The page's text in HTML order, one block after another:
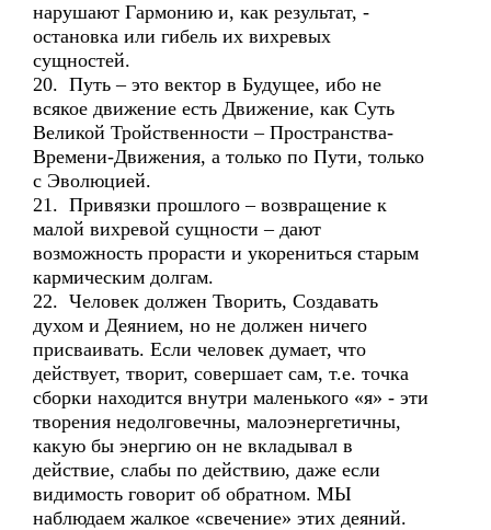
нарушают Гармонию и, как результат, -
остановка или гибель их вихревых
сущностей.
20. Путь – это вектор в Будущее, ибо не
всякое движение есть Движение, как Суть
Великой Тройственности – Пространства-
Времени-Движения, а только по Пути, только
с Эволюцией.
21. Привязки прошлого – возвращение к
малой вихревой сущности – дают
возможность прорасти и укорениться старым
кармическим долгам.
22. Человек должен Творить, Создавать
духом и Деянием, но не должен ничего
присваивать. Если человек думает, что
действует, творит, совершает сам, т.е. точка
сборки находится внутри маленького «я» - эти
творения недолговечны, малоэнергетичны,
какую бы энергию он не вкладывал в
действие, слабы по действию, даже если
видимость говорит об обратном. МЫ
наблюдаем жалкое «свечение» этих деяний.